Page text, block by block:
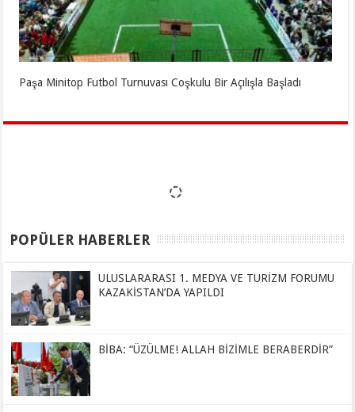
Paşa Minitop Futbol Turnuvası Coşkulu Bir Açılışla Başladı
POPÜLER HABERLER
ULUSLARARASI 1. MEDYA VE TURİZM FORUMU
KAZAKİSTAN’DA YAPILDI
BİBA: “ÜZÜLME! ALLAH BİZİMLE BERABERDİR”